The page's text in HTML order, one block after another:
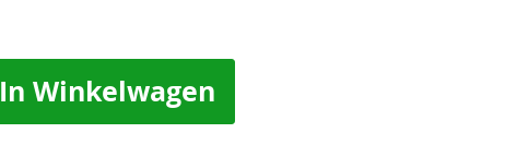
In Winkelwagen